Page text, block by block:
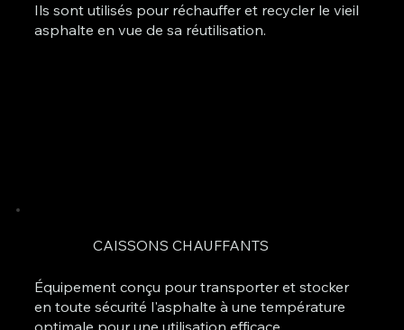
Ils sont utilisés pour réchauffer et recycler le vieil
asphalte en vue de sa réutilisation.
CAISSONS CHAUFFANTS
Équipement conçu pour transporter et stocker
en toute sécurité l'asphalte à une température
optimale pour une utilisation efficace.